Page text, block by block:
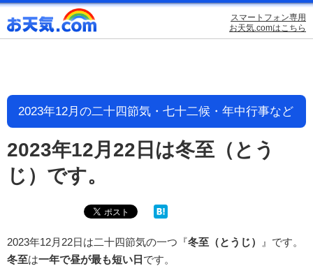
スマートフォン専用
お天気.comはこちら
2023年12月の二十四節気・七十二候・年中行事など
2023年12月22日は冬至（とう
じ）です。
2023年12月22日は二十四節気の一つ『冬至（とうじ）
』です。
冬至は一年で昼が最も短い日 です。